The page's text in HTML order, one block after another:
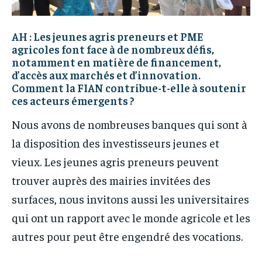
AH : Les jeunes agris preneurs et PME
agricoles font face à de nombreux défis,
notamment en matière de financement,
d’accès aux marchés et d’innovation.
Comment la FIAN contribue-t-elle à soutenir
ces acteurs émergents ?
Nous avons de nombreuses banques qui sont à
la disposition des investisseurs jeunes et
vieux. Les jeunes agris preneurs peuvent
trouver auprès des mairies invitées des
surfaces, nous invitons aussi les universitaires
qui ont un rapport avec le monde agricole et les
autres pour peut être engendré des vocations.